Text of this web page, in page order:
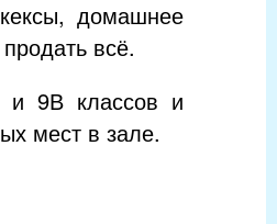
домашнее
всё.
и 9В классов и
мест в зале.